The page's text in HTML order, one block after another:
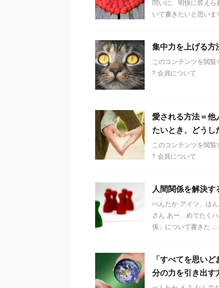
問いに、明快に答え
いて書きたいと思いま
集中力を上げる方
このコンテンツを閲
? 会員について
愛される方法＝他
たいとき、どうし
このコンテンツを閲
? 会員について
人間関係を解決
ぺんたか アイツ、ほ
さん あー、めでたく
係」について書きた ...
「すべてを思い
分の力を引き出す